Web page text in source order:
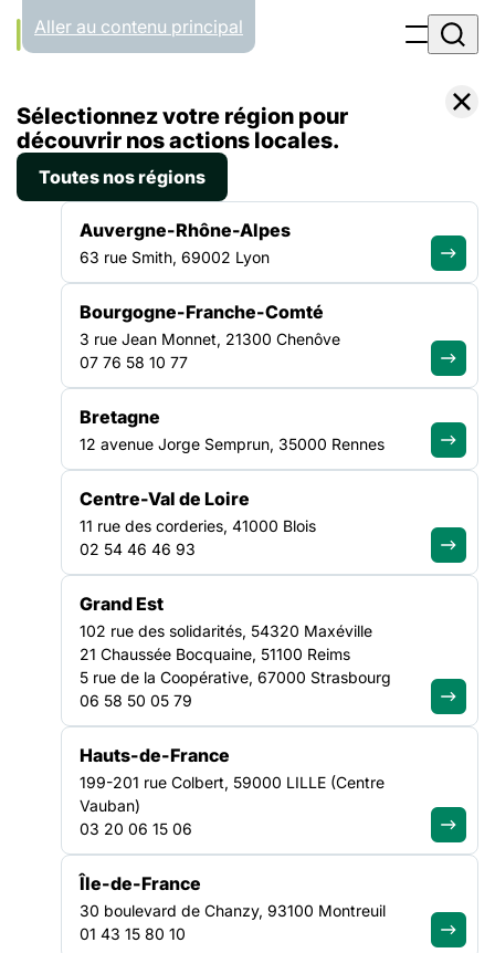
Panneau de gestion des cookies
Aller au contenu principal
Toutes les catégories
30.03.26
Bonjour tout le monde !
Bienvenue sur WordPress. Ceci est votre premier article.
Modifiez-le ou supprimez-le, puis commencez à écrire !…
Lire la suite
ALLER PLUS LOIN
La force d'un collectif uni
mouvement et
devenez adhérent
Adhérer à la FAS
Agissez
localement avec
nos Fédérations
Trouver ma région
Sélectionnez votre région pour
découvrir nos actions locales.
Toutes nos régions
Auvergne-Rhône-Alpes
63 rue Smith, 69002 Lyon
Bourgogne-Franche-Comté
3 rue Jean Monnet, 21300 Chenôve
07 76 58 10 77
Bretagne
12 avenue Jorge Semprun, 35000 Rennes
Centre-Val de Loire
11 rue des corderies, 41000 Blois
02 54 46 46 93
Grand Est
102 rue des solidarités, 54320 Maxéville
21 Chaussée Bocquaine, 51100 Reims
5 rue de la Coopérative, 67000 Strasbourg
06 58 50 05 79
Hauts-de-France
199-201 rue Colbert, 59000 LILLE (Centre
Vauban)
03 20 06 15 06
Île-de-France
30 boulevard de Chanzy, 93100 Montreuil
01 43 15 80 10